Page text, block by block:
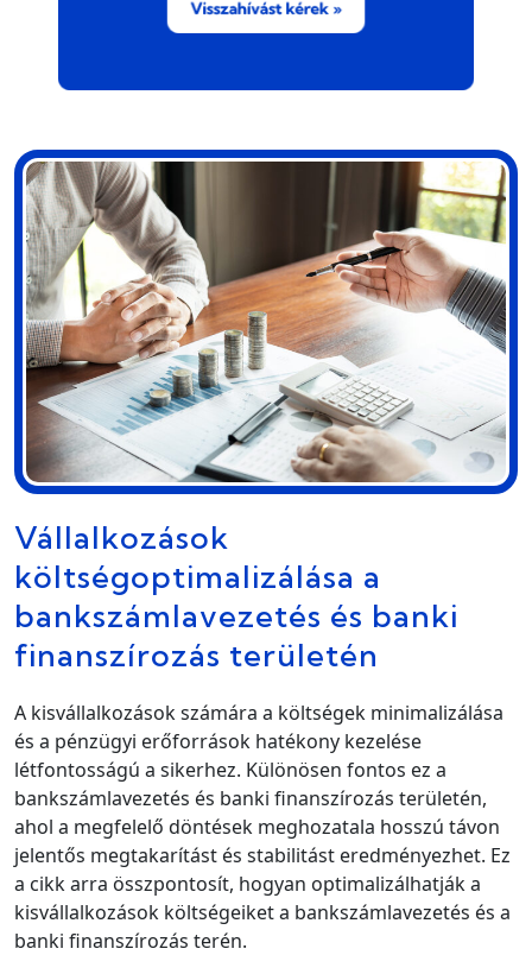
Vállalkozások
költségoptimalizálása a
bankszámlavezetés és banki
finanszírozás területén
A kisvállalkozások számára a költségek minimalizálása
és a pénzügyi erőforrások hatékony kezelése
létfontosságú a sikerhez. Különösen fontos ez a
bankszámlavezetés és banki finanszírozás területén,
ahol a megfelelő döntések meghozatala hosszú távon
jelentős megtakarítást és stabilitást eredményezhet. Ez
a cikk arra összpontosít, hogyan optimalizálhatják a
kisvállalkozások költségeiket a bankszámlavezetés és a
banki finanszírozás terén.